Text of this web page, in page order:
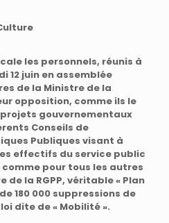
les personnels, réunis à
12 juin en assemblée
de la Ministre de la
opposition, comme ils le
gouvernementaux
Conseils de
Publiques visant à
effectifs du service public
pour tous les autres
la RGPP, véritable « Plan
180 000 suppressions de
dite de « Mobilité ».